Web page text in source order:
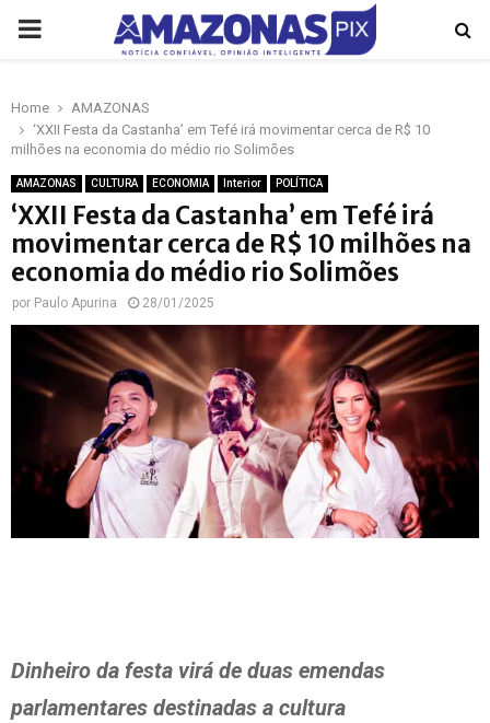
PRIMARY
Home
AMAZONAS
‘XXII Festa da Castanha’ em Tefé irá movimentar cerca de R$ 10
milhões na economia do médio rio Solimões
AMAZONAS CULTURA ECONOMIA Interior POLÍTICA
‘XXII Festa da Castanha’ em Tefé irá
movimentar cerca de R$ 10 milhões na
economia do médio rio Solimões
por Paulo Apurina 28/01/2025
Dinheiro da festa virá de duas emendas
parlamentares destinadas a cultura